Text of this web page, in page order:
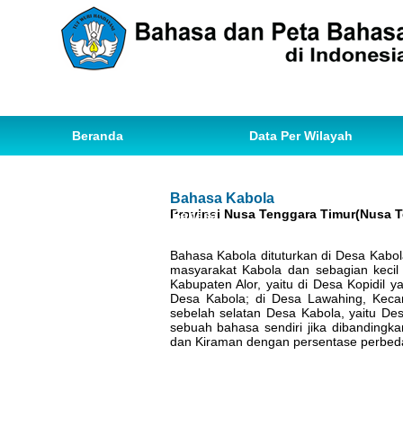
Beranda Data Per Wilayah
Ihwal Pemetaan Bahasa
Bahasa Kabola
Provinsi Nusa Tenggara Timur(Nusa
Bahasa Kabola dituturkan di Desa
masyarakat Kabola dan sebagian
Kabupaten Alor, yaitu di Desa Kopidil
Desa Kabola; di Desa Lawahing,
sebelah selatan Desa Kabola, yaitu
sebuah bahasa sendiri jika
dan Kiraman dengan persentase